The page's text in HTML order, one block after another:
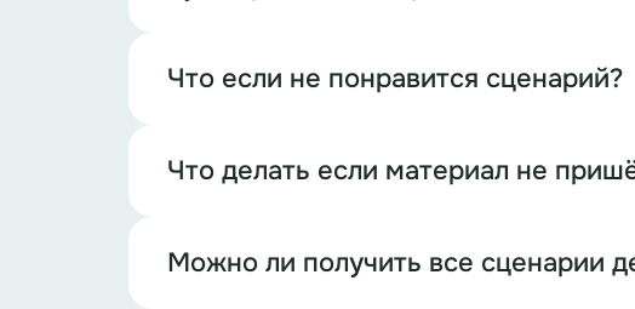
Что если не понравится сценарий?
Что делать если материал не
Можно ли получить все сценарии